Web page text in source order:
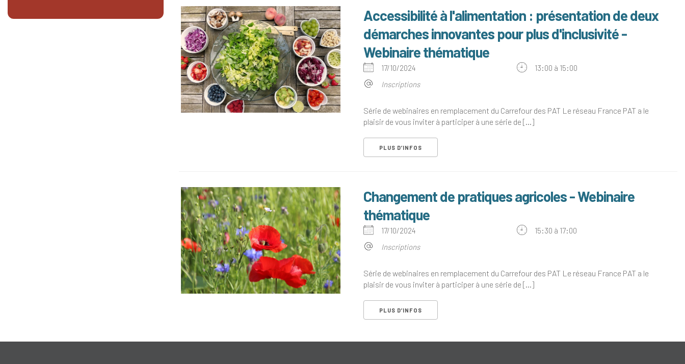
Accessibilité à l'alimentation : présentation de deux
démarches innovantes pour plus d'inclusivité -
Webinaire thématique
17/10/2024
13:00 à 15:00
Inscriptions
Série de webinaires en remplacement du Carrefour des PAT Le réseau France PAT a le
plaisir de vous inviter à participer à une série de [...]
PLUS D’INFOS
Changement de pratiques agricoles - Webinaire
thématique
17/10/2024
15:30 à 17:00
Inscriptions
Série de webinaires en remplacement du Carrefour des PAT Le réseau France PAT a le
plaisir de vous inviter à participer à une série de [...]
PLUS D’INFOS